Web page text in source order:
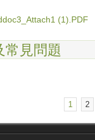
(1).PDF
見問題
1 2